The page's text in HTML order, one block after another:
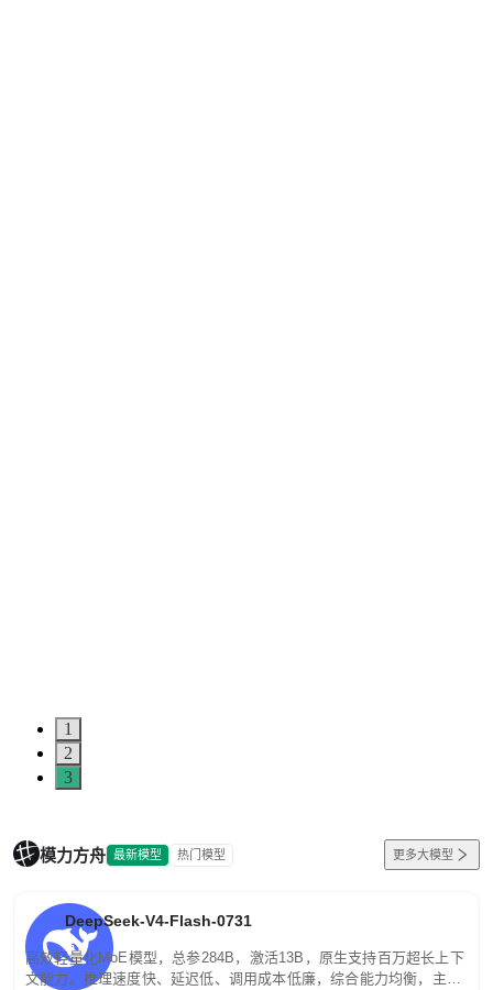
1
2
3
模力方舟 最新模型 热门模型 更多大模型
DeepSeek-V4-Flash-0731
高效轻量化MoE模型，总参284B，激活13B，原生支持百万超长上下
文能力。推理速度快、延迟低、调用成本低廉，综合能力均衡，主打